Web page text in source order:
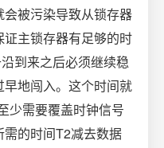
被污染导致从锁存器
主锁存器有足够的时
到来之后必须继续稳
地闯入。这个时间就
少需要覆盖时钟信号
的时间T2减去数据